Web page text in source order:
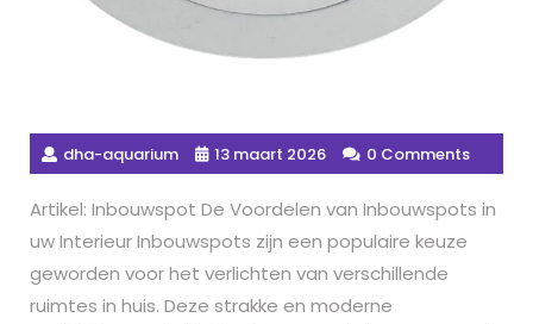
dha-aquarium 13 maart 2026 0 Comments
Artikel: Inbouwspot De Voordelen van Inbouwspots in
uw Interieur Inbouwspots zijn een populaire keuze
geworden voor het verlichten van verschillende
ruimtes in huis. Deze strakke en moderne